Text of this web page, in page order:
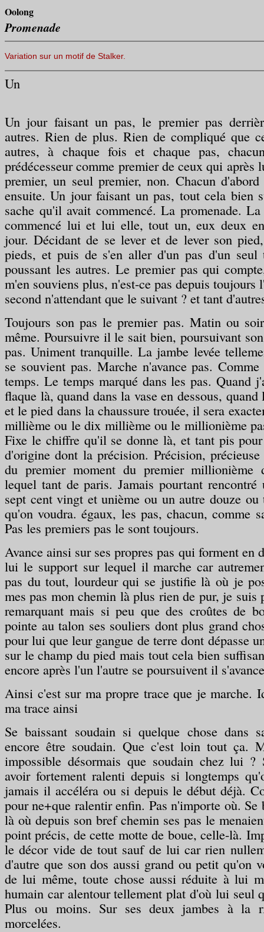
Oolong
Promenade
Variation sur un motif de Stalker.
Un
Un jour faisant un pas, le premier pas
autres. Rien de plus. Rien de compliqué que
autres, à chaque fois et chaque pas,
prédécesseur comme premier de ceux qui après
premier, un seul premier, non. Chacun
ensuite. Un jour faisant un pas, tout cela bien
sache qu'il avait commencé. La promenade.
commencé lui et lui elle, tout un, eux deux
jour. Décidant de se lever et de lever son
pieds, et puis de s'en aller d'un pas d'un seul
poussant les autres. Le premier pas qui
m'en souviens plus, n'est-ce pas depuis toujours
second n'attendant que le suivant ? et tant
Toujours son pas le premier pas. Matin ou
même. Poursuivre il le sait bien, poursuivant
pas. Uniment tranquille. La jambe levée
se souvient pas. Marche n'avance pas.
temps. Le temps marqué dans les pas. Quand
flaque là, quand dans la vase en dessous,
et le pied dans la chaussure trouée, il sera
millième ou le dix millième ou le millionième
Fixe le chiffre qu'il se donne là, et tant pis
d'origine dont la précision. Précision, précieuse
du premier moment du premier millionième
lequel tant de paris. Jamais pourtant
sept cent vingt et unième ou un autre douze
qu'on voudra. égaux, les pas, chacun, comme
Pas les premiers pas le sont toujours.
Avance ainsi sur ses propres pas qui forment en
lui le support sur lequel il marche car
pas du tout, lourdeur qui se justifie là où je
mes pas mon chemin là plus rien de pur, je suis
remarquant mais si peu que des croûtes de
pointe au talon ses souliers dont plus grand
pour lui que leur gangue de terre dont dépasse
sur le champ du pied mais tout cela bien
encore après l'un l'autre se poursuivent il
Ainsi c'est sur ma propre trace que je marche.
ma trace ainsi
Se baissant soudain si quelque chose dans
encore être soudain. Que c'est loin tout ça.
impossible désormais que soudain chez lui ?
avoir fortement ralenti depuis si longtemps
jamais il accéléra ou si depuis le début déjà.
pour ne+que ralentir enfin. Pas n'importe où. Se
là où depuis son bref chemin ses pas le
point précis, de cette motte de boue, celle-là.
le décor vide de tout sauf de lui car rien
d'autre que son dos aussi grand ou petit qu'on
de lui même, toute chose aussi réduite à lui
humain car alentour tellement plat d'où lui seul
Plus ou moins. Sur ses deux jambes à la
morcelées.